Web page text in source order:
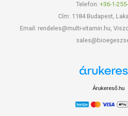
Telefon: +36-1-
Cím: 1184 Budapest,
Email: rendeles@multi-vitamin.hu,
Árukereső.hu